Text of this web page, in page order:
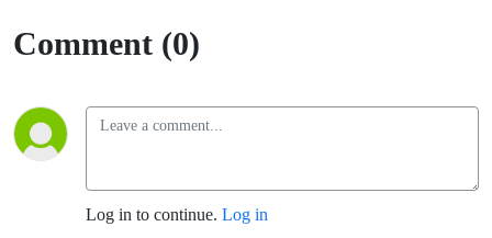
Comment (0)
Log in to continue. Log in